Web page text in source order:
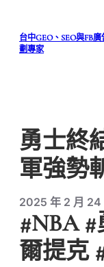
台中GEO、SEO與FB
劃專家
勇士終
軍強勢
2025 年 2 月 24
#NBA
爾提克